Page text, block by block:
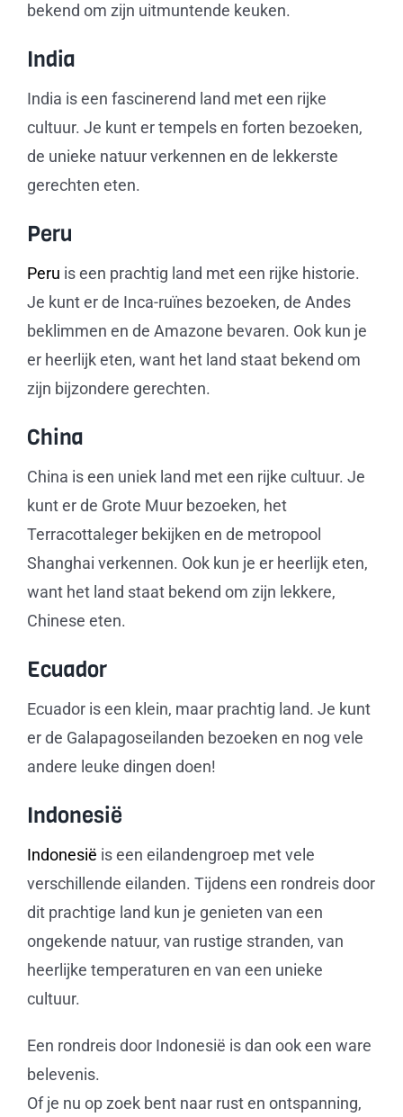
bekend om zijn uitmuntende keuken.
India
India is een fascinerend land met een rijke
cultuur. Je kunt er tempels en forten bezoeken,
de unieke natuur verkennen en de lekkerste
gerechten eten.
Peru
Peru is een prachtig land met een rijke historie.
Je kunt er de Inca-ruïnes bezoeken, de Andes
beklimmen en de Amazone bevaren. Ook kun je
er heerlijk eten, want het land staat bekend om
zijn bijzondere gerechten.
China
China is een uniek land met een rijke cultuur. Je
kunt er de Grote Muur bezoeken, het
Terracottaleger bekijken en de metropool
Shanghai verkennen. Ook kun je er heerlijk eten,
want het land staat bekend om zijn lekkere,
Chinese eten.
Ecuador
Ecuador is een klein, maar prachtig land. Je kunt
er de Galapagoseilanden bezoeken en nog vele
andere leuke dingen doen!
Indonesië
Indonesië is een eilandengroep met vele
verschillende eilanden. Tijdens een rondreis door
dit prachtige land kun je genieten van een
ongekende natuur, van rustige stranden, van
heerlijke temperaturen en van een unieke
cultuur.
Een rondreis door Indonesië is dan ook een ware
belevenis.
Of je nu op zoek bent naar rust en ontspanning,